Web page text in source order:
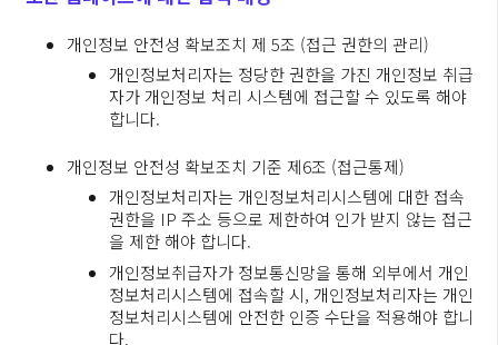
개인정보 안전성 확보조치 제 5조 (접근 권한의 관리)
개인정보처리자는 정당한 권한을 가진 개인정보 취급
자가 개인정보 처리 시스템에 접근할 수 있도록 해야
합니다.
개인정보 안전성 확보조치 기준 제6조 (접근통제)
개인정보처리자는 개인정보처리시스템에 대한 접속
권한을 IP 주소 등으로 제한하여 인가 받지 않는 접근
을 제한 해야 합니다.
개인정보취급자가 정보통신망을 통해 외부에서 개인
정보처리시스템에 접속할 시, 개인정보처리자는 개인
정보처리시스템에 안전한 인증 수단을 적용해야 합니
다.